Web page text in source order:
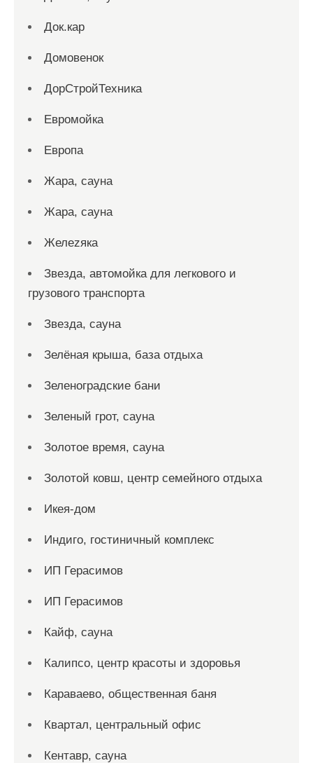
Док.кар
Домовенок
ДорСтройТехника
Евромойка
Европа
Жара, сауна
Жара, сауна
Желеzяка
Звезда, автомойка для легкового и
грузового транспорта
Звезда, сауна
Зелёная крыша, база отдыха
Зеленоградские бани
Зеленый грот, сауна
Золотое время, сауна
Золотой ковш, центр семейного отдыха
Икея-дом
Индиго, гостиничный комплекс
ИП Герасимов
ИП Герасимов
Кайф, сауна
Калипсо, центр красоты и здоровья
Караваево, общественная баня
Квартал, центральный офис
Кентавр, сауна